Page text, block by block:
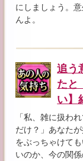
にしましょう。
んよ。
追う
たと
い】
「私、雑に扱わ
だけ？」あなた
をぶっちゃけて
いのか、今の関